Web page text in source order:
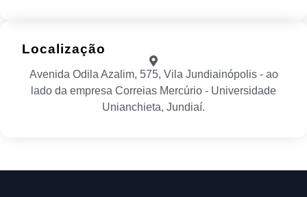
Localização
Avenida Odila Azalim, 575, Vila Jundiainópolis - ao
lado da empresa Correias Mercúrio - Universidade
Unianchieta, Jundiaí.